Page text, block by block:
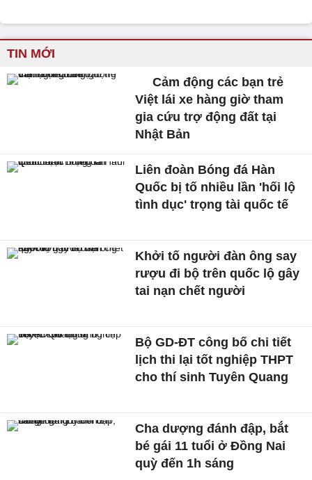
TIN MỚI
Cảm động các bạn trẻ
Việt lái xe hàng giờ tham
gia cứu trợ động đất tại
Nhật Bản
Liên đoàn Bóng đá Hàn
Quốc bị tố nhiều lần 'hối lộ
tình dục' trọng tài quốc tế
Khởi tố người đàn ông say
rượu đi bộ trên quốc lộ gây
tai nạn chết người
Bộ GD-ĐT công bố chi tiết
lịch thi lại tốt nghiệp THPT
cho thí sinh Tuyên Quang
Cha dượng đánh đập, bắt
bé gái 11 tuổi ở Đồng Nai
quỳ đến 1h sáng